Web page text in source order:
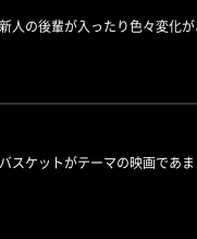
人の後輩が入ったり色々変化
ケットがテーマの映画であ